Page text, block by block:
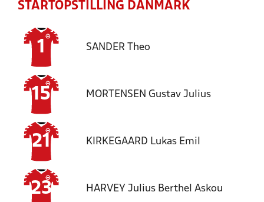
STARTOPSTILLING DANMARK
1 SANDER Theo
15 MORTENSEN Gustav Julius
21 KIRKEGAARD Lukas Emil
23 HARVEY Julius Berthel Askou